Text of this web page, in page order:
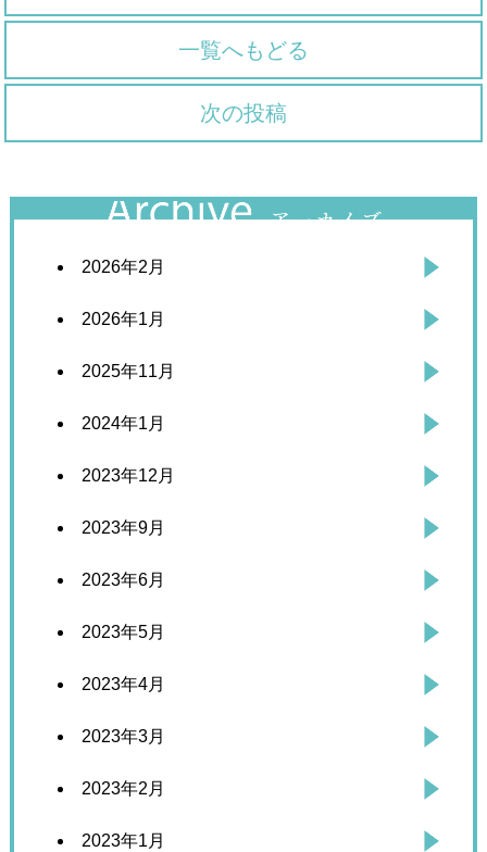
一覧へもどる
次の投稿
2026年2月
2026年1月
2025年11月
2024年1月
2023年12月
2023年9月
2023年6月
2023年5月
2023年4月
2023年3月
2023年2月
2023年1月